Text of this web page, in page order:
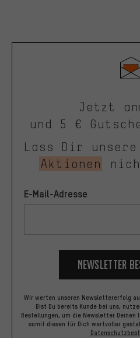
Jetzt
und 5 €
Lass Dir unsere
Aktionen
E-Mail-Adresse
Newsletter
Wir werten unseren Newslettererfolg
Bist Du bereits Kunde bei uns,
Bestellungen, um die Newsletter Deinen
somit diesen für Dich wertvoller